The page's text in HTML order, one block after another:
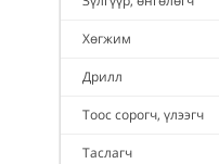
Хөгжим
Дрилл
Тоос сорогч, үлээгч
Таслагч